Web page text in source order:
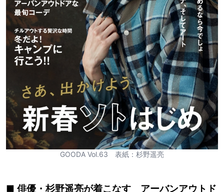
GOODA Vol.63 表紙：杉野遥亮
■ 俳優・杉野遥亮が着こなす アーバンアウトド